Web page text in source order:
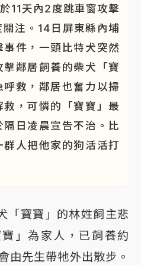
11天內2度跳車窗攻擊
注。14日屏東縣內埔
件，一頭比特犬突然
鄰居飼養的柴犬「寶
救，鄰居也奮力以掃
，可憐的「寶寶」最
日凌晨宣告不治。比
人把他家的狗活活打
「寶寶」的林姓飼主悲
」為家人，已飼養約
由先生帶牠外出散步。